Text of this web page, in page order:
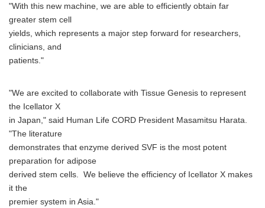
"With this new machine, we are able to efficiently obtain far
greater stem cell
yields, which represents a major step forward for researchers,
clinicians, and
patients."
"We are excited to collaborate with Tissue Genesis to represent
the Icellator X
in Japan," said Human Life CORD President Masamitsu Harata.
"The literature
demonstrates that enzyme derived SVF is the most potent
preparation for adipose
derived stem cells. We believe the efficiency of Icellator X makes
it the
premier system in Asia."